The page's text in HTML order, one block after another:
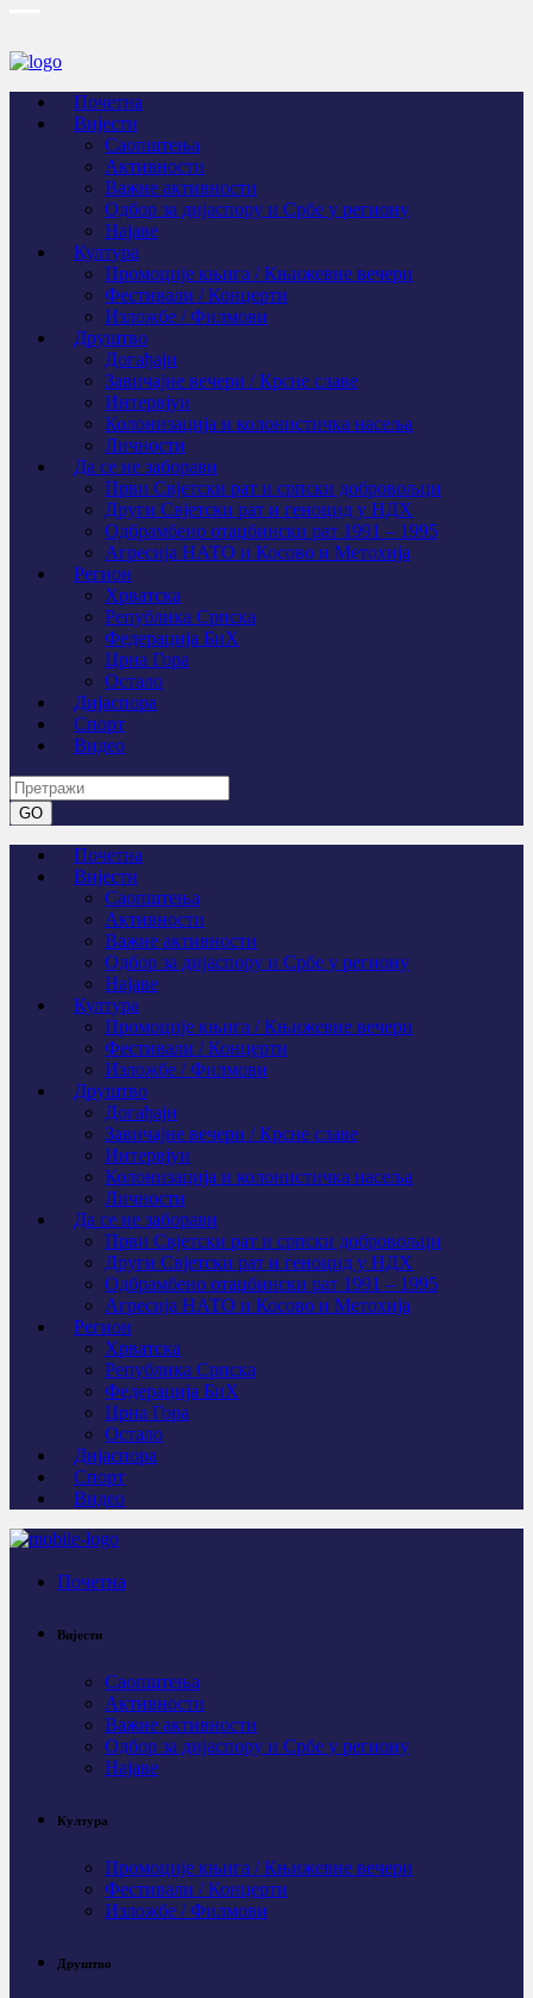
Почетна
Вијести
Саопштења
Активности
Важне активности
Одбор за дијаспору и Србе у региону
Најаве
Култура
Промоције књига / Књижевне вечери
Фестивали / Концерти
Изложбе / Филмови
Друштво
Догађаји
Завичајне вечери / Крсне славе
Интервјуи
Колонизација и колонистичка насеља
Личности
Да се не заборави
Први Свјeтски рат и српски добровољци
Други Свјетски рат и геноцид у НДХ
Одбрамбено отаџбински рат 1991 – 1995
Агресија НАТО и Косово и Метохија
Регион
Хрватска
Република Српска
Федерација БиХ
Црна Гора
Остало
Дијаспора
Спорт
Видео
Почетна
Вијести
Саопштења
Активности
Важне активности
Одбор за дијаспору и Србе у региону
Најаве
Култура
Промоције књига / Књижевне вечери
Фестивали / Концерти
Изложбе / Филмови
Друштво
Догађаји
Завичајне вечери / Крсне славе
Интервјуи
Колонизација и колонистичка насеља
Личности
Да се не заборави
Први Свјeтски рат и српски добровољци
Други Свјетски рат и геноцид у НДХ
Одбрамбено отаџбински рат 1991 – 1995
Агресија НАТО и Косово и Метохија
Регион
Хрватска
Република Српска
Федерација БиХ
Црна Гора
Остало
Дијаспора
Спорт
Видео
Почетна
Вијести
Саопштења
Активности
Важне активности
Одбор за дијаспору и Србе у региону
Најаве
Култура
Промоције књига / Књижевне вечери
Фестивали / Концерти
Изложбе / Филмови
Друштво